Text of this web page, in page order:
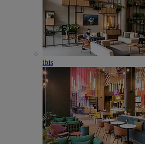
ibis